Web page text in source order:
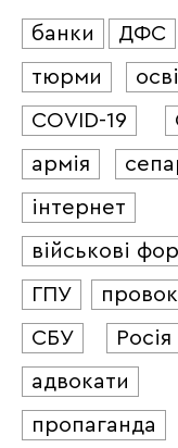
банки ДФС
тюрми
COVID-19
армія
інтернет
військові
ГПУ
СБУ
Росія
адвокати
пропаганда